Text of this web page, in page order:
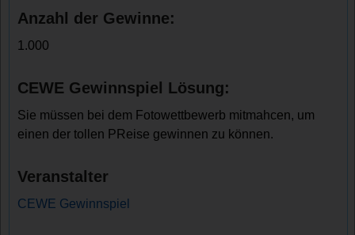
Anzahl der Gewinne:
1.000
CEWE Gewinnspiel Lösung:
Sie müssen bei dem Fotowettbewerb mitmahcen, um
einen der tollen PReise gewinnen zu können.
Veranstalter
CEWE Gewinnspiel